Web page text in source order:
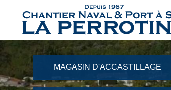
MAGASIN D'ACCASTILLAGE